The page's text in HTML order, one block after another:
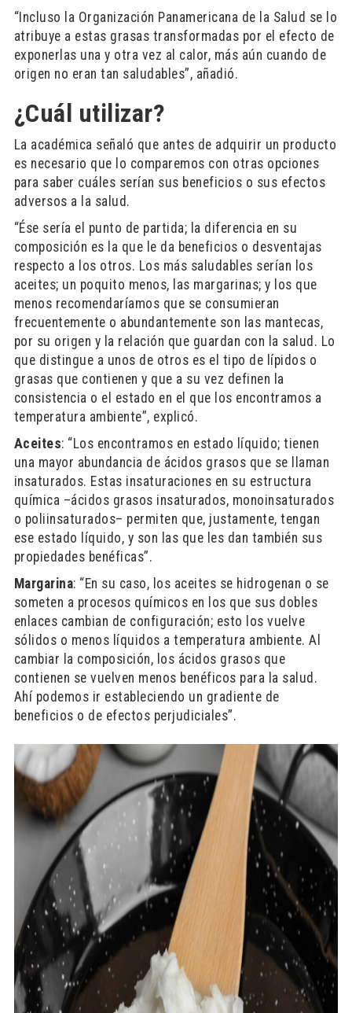
“Incluso la Organización Panamericana de la Salud se lo
atribuye a estas grasas transformadas por el efecto de
exponerlas una y otra vez al calor, más aún cuando de
origen no eran tan saludables”, añadió.
¿Cuál utilizar?
La académica señaló que antes de adquirir un producto
es necesario que lo comparemos con otras opciones
para saber cuáles serían sus beneficios o sus efectos
adversos a la salud.
“Ése sería el punto de partida; la diferencia en su
composición es la que le da beneficios o desventajas
respecto a los otros. Los más saludables serían los
aceites; un poquito menos, las margarinas; y los que
menos recomendaríamos que se consumieran
frecuentemente o abundantemente son las mantecas,
por su origen y la relación que guardan con la salud. Lo
que distingue a unos de otros es el tipo de lípidos o
grasas que contienen y que a su vez definen la
consistencia o el estado en el que los encontramos a
temperatura ambiente”, explicó.
Aceites: “Los encontramos en estado líquido; tienen
una mayor abundancia de ácidos grasos que se llaman
insaturados. Estas insaturaciones en su estructura
química –ácidos grasos insaturados, monoinsaturados
o poliinsaturados– permiten que, justamente, tengan
ese estado líquido, y son las que les dan también sus
propiedades benéficas”.
Margarina: “En su caso, los aceites se hidrogenan o se
someten a procesos químicos en los que sus dobles
enlaces cambian de configuración; esto los vuelve
sólidos o menos líquidos a temperatura ambiente. Al
cambiar la composición, los ácidos grasos que
contienen se vuelven menos benéficos para la salud.
Ahí podemos ir estableciendo un gradiente de
beneficios o de efectos perjudiciales”.